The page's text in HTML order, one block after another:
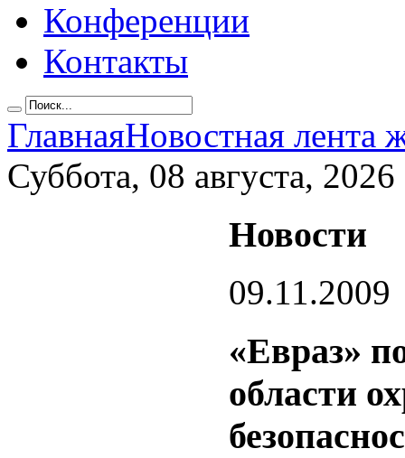
Конференции
Контакты
ГлавнаяНовостная лента
Суббота, 08 августа, 2026
Новости
09.11.2009
«Евраз»
области